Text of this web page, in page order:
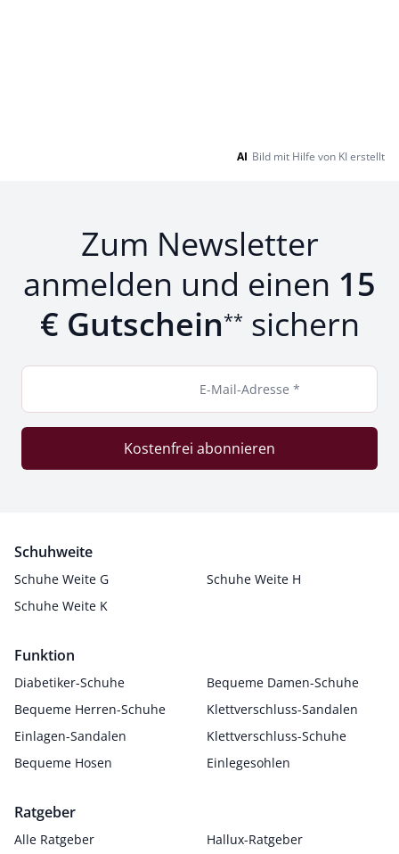
AI Bild mit Hilfe von KI erstellt
Zum Newsletter
anmelden und einen 15
€ Gutschein** sichern
E-Mail-Adresse *
Kostenfrei abonnieren
Schuhweite
Schuhe Weite G
Schuhe Weite H
Schuhe Weite K
Funktion
Diabetiker-Schuhe
Bequeme Damen-Schuhe
Bequeme Herren-Schuhe
Klettverschluss-Sandalen
Einlagen-Sandalen
Klettverschluss-Schuhe
Bequeme Hosen
Einlegesohlen
Ratgeber
Alle Ratgeber
Hallux-Ratgeber